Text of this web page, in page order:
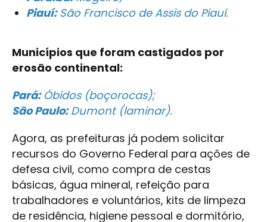
Piauí:São Francisco de Assis do Piauí.
Municípios que foram castigados por
erosão continental:
Pará:Óbidos (boçorocas);
São Paulo:Dumont (laminar).
Agora, as prefeituras já podem solicitar
recursos do Governo Federal para ações de
defesa civil, como compra de cestas
básicas, água mineral, refeição para
trabalhadores e voluntários, kits de limpeza
de residência, higiene pessoal e dormitório,